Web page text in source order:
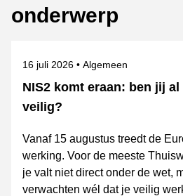
onderwerp
NIS2 komt eraan: ben jij
veilig?
Gepubliceerd op
16 juli 2026 Onderwerpen
Algemeen
Vanaf 15 augustus treedt de
werking. Voor de meeste
je valt niet direct onder de wet,
verwachten wél dat je veilig